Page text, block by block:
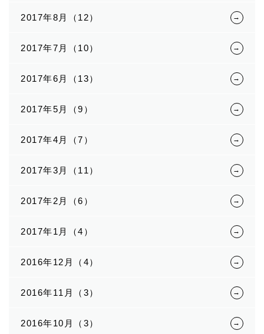
2017年8月（12）
2017年7月（10）
2017年6月（13）
2017年5月（9）
2017年4月（7）
2017年3月（11）
2017年2月（6）
2017年1月（4）
2016年12月（4）
2016年11月（3）
2016年10月（3）